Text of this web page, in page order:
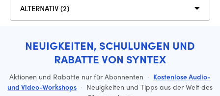
ALTERNATIV (2)
NEUIGKEITEN, SCHULUNGEN UND
RABATTE VON SYNTEX
Aktionen und Rabatte nur für Abonnenten · Kostenlose Audio-
und Video-Workshops · Neuigkeiten und Tipps aus der Welt des